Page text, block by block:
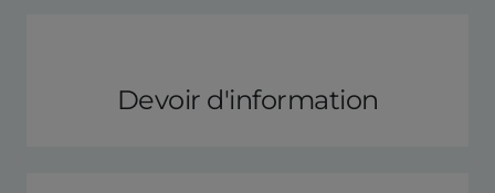
Devoir d'information